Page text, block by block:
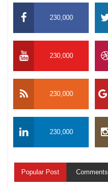
230,000
230,000
230,000
230,000
Popular Post Comments